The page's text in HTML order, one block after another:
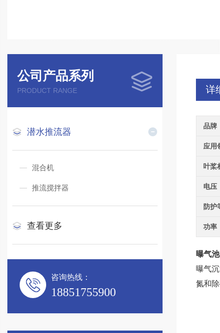
公司产品系列
PRODUCT RANGE
潜水推流器
混合机
推流搅拌器
查看更多
咨询热线：
18851755900
详
品牌
应用
叶桨
电压
防护
功率
曝气
曝气
氮和